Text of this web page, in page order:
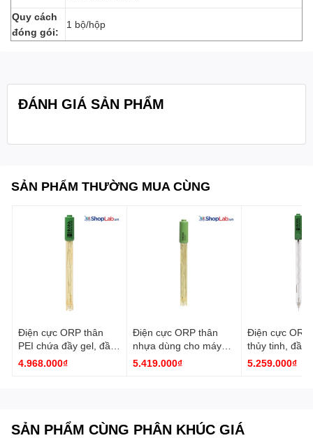
Quy cách
đóng gói:
1 bộ/hộp
ĐÁNH GIÁ SẢN PHẨM
SẢN PHẨM THƯỜNG MUA CÙNG
Điện cực ORP thân
PEI chứa đầy gel, đầu
nối DIN HI3620D
4.968.000₫
Điện cực ORP thân
nhựa dùng cho máy
HI98190 HI36203
5.419.000₫
Điện cực ORP
thủy tinh, đầu
HI3619D
5.259.000₫
SẢN PHẨM CÙNG PHÂN KHÚC GIÁ